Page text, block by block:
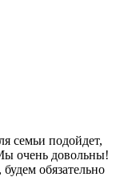
семьи подойдет,
очень довольны!
обязательно